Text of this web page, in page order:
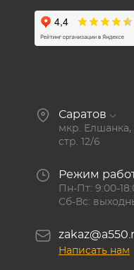
Саратов
мкр. Елшанка,
стр. 12/6
Режим
Пн-Пт: 9:00-
Сб-Вс:
Написать нам